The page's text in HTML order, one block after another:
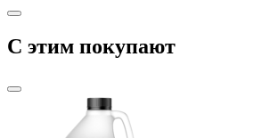
C этим покупают